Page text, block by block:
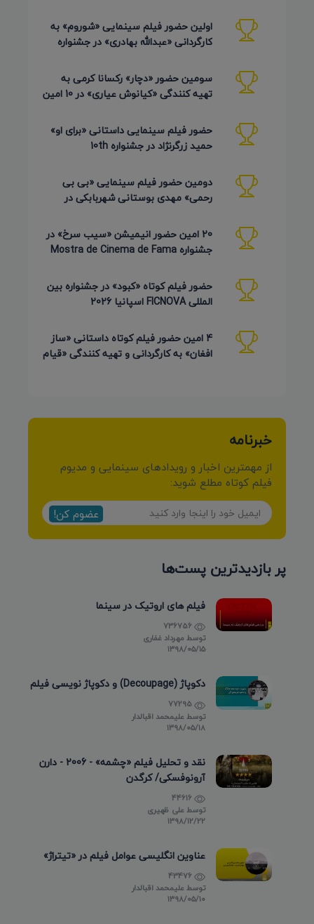
اولین حضور فیلم سینمایی «شوروم» به
کارگردانی «عبدالله بهادری» در جشنواره
سومین حضور «دچار» رکسانا کرمی به
تهیه کنندگی «کیانوش عیاری» در 10 امین
حضور فیلم سینمایی داستانی «برای او»
حمید زرگرنژاد در جشنواره 10th
دومین حضور فیلم سینمایی «بی بی
رحمی» مهدی بوستانی شهربابکی در
20 امین حضور انیمیشن «سیب سرخ» در
جشنواره Mostra de Cinema de Fama
حضور فیلم کوتاه «کبود» در جشنواره بین
المللی FICNOVA اسپانیا 2026
4 امین حضور فیلم کوتاه داستانی «ساز
افغان» به کارگردانی و تهیه کنندگی «قیام
خبرنامه
از مهمترین اخبار و رویدادهای سینمایی و مدیوم
فیلم کوتاه مطلع شوید:
عضوم کن!
پر بازدیدترین پست‌ها
فیلم های اروتیک در سینما
توسط مهرداد غفاری
۱۳۹۸/۰۵/۱۵
دکوپاژ (Decoupage) و دکوپاژ نویسی فیلم
توسطعلیمحمد اقبالدار
۱۳۹۸/۰۵/۱۸
نقد و تحلیل فیلم «چشمه» - 2006 - دارن
آرونوفسکی/ کرگدن
توسطعلی ظهیری
۱۳۹۸/۱۲/۲۲
عناوین انگلیسی عوامل فیلم در «تیتراژ»
توسطعلیمحمد اقبالدار
۱۳۹۸/۰۵/۱۰